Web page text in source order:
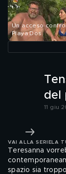
Un acceso
Playa Dos
del
11 giu
VAI ALLA SERIE LA
Teresanna
spazio sia